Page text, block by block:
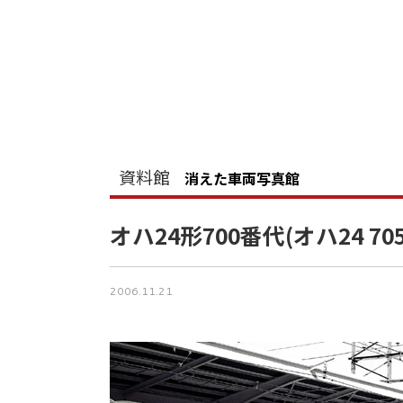
資料館 消えた車両写真館
オハ24形700番代(オハ24
2006.11.21